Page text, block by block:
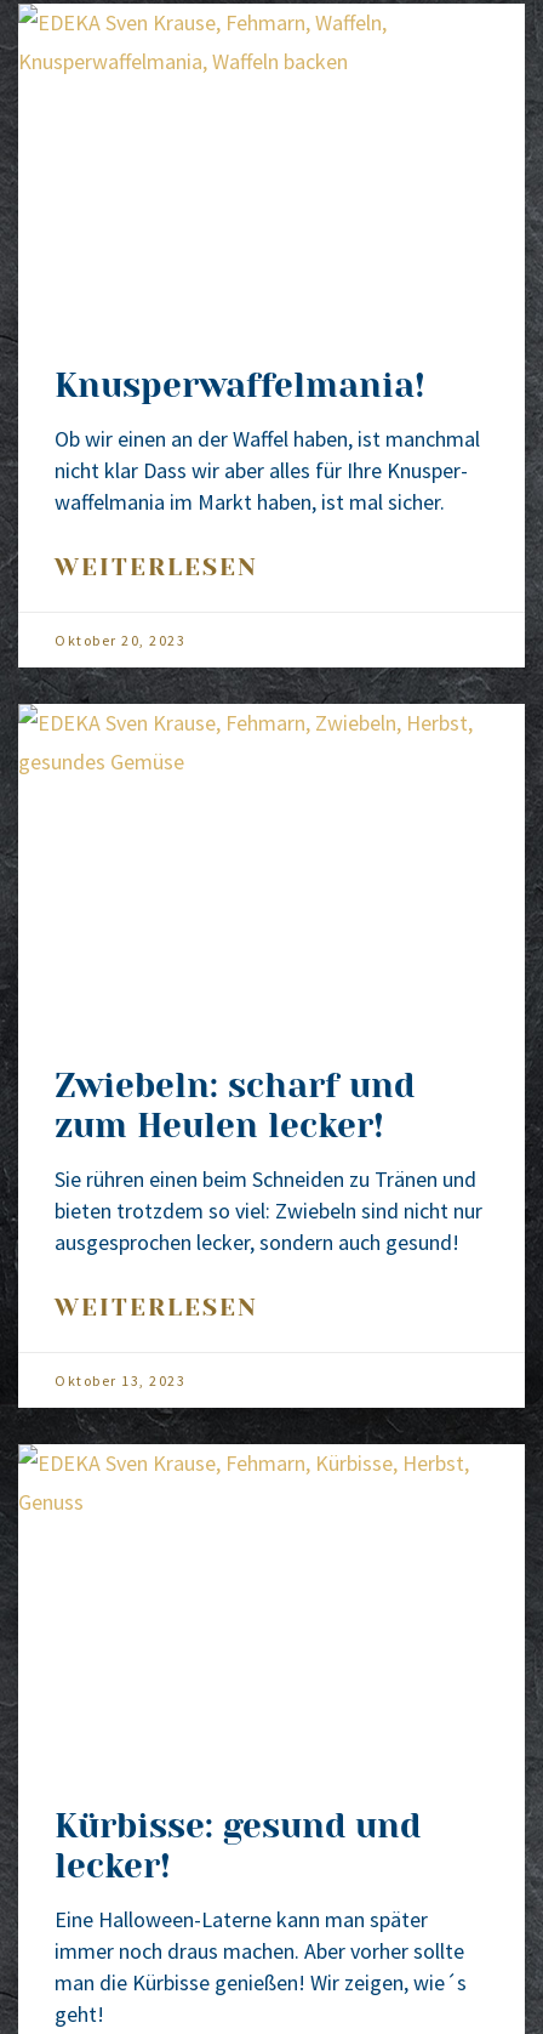
Knusperwaffelmania!
Ob wir einen an der Waf­fel haben, ist manch­mal
nicht klar Dass wir aber alles für Ihre Knus­per­
waf­fel­ma­nia im Markt haben, ist mal sicher.
WEITERLESEN
Okto­ber 20, 2023
Zwiebeln: scharf und
zum Heulen lecker!
Sie rüh­ren einen beim Schnei­den zu Trä­nen und
bie­ten trotz­dem so viel: Zwie­beln sind nicht nur
aus­ge­spro­chen lecker, son­dern auch gesund!
WEITERLESEN
Okto­ber 13, 2023
Kürbisse: gesund und
lecker!
Eine Hal­­lo­­ween-Later­­ne kann man spä­ter
immer noch draus machen. Aber vor­her soll­te
man die Kür­bis­se genie­ßen! Wir zei­gen, wie´s
geht!